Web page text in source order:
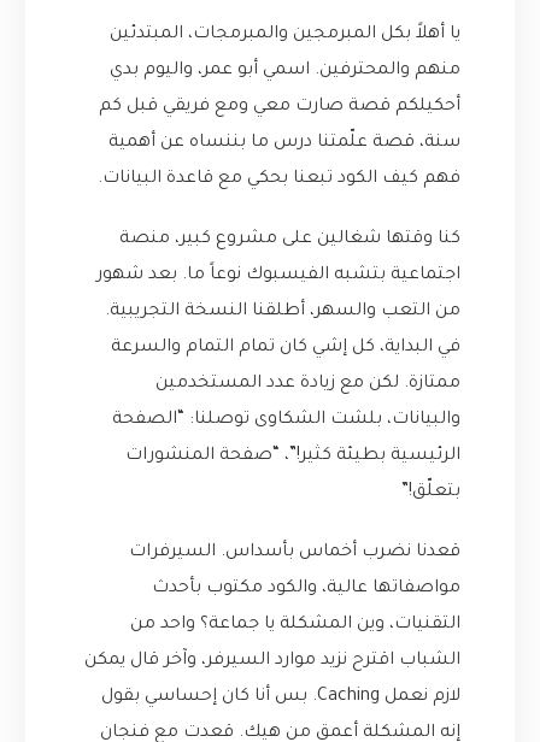
يا أهلاً بكل المبرمجين والمبرمجات، المبتدئين
منهم والمحترفين. اسمي أبو عمر، واليوم بدي
أحكيلكم قصة صارت معي ومع فريقي قبل كم
سنة، قصة علّمتنا درس ما بننساه عن أهمية
فهم كيف الكود تبعنا بحكي مع قاعدة البيانات.
كنا وقتها شغالين على مشروع كبير، منصة
اجتماعية بتشبه الفيسبوك نوعاً ما. بعد شهور
من التعب والسهر، أطلقنا النسخة التجريبية.
في البداية، كل إشي كان تمام التمام والسرعة
ممتازة. لكن مع زيادة عدد المستخدمين
والبيانات، بلشت الشكاوى توصلنا: “الصفحة
الرئيسية بطيئة كثير!”، “صفحة المنشورات
بتعلّق!”
قعدنا نضرب أخماس بأسداس. السيرفرات
مواصفاتها عالية، والكود مكتوب بأحدث
التقنيات، وين المشكلة يا جماعة؟ واحد من
الشباب اقترح نزيد موارد السيرفر، وآخر قال يمكن
لازم نعمل Caching. بس أنا كان إحساسي بقول
إنه المشكلة أعمق من هيك. قعدت مع فنجان